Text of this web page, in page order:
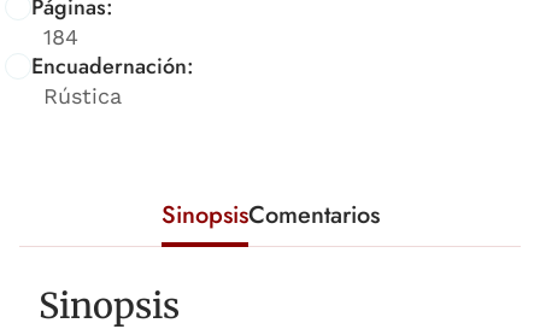
Páginas:
184
Encuadernación:
Rústica
SinopsisComentarios
Sinopsis